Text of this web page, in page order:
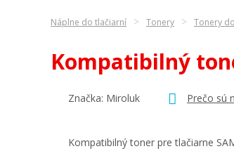
Náplne do tlačiarní Tonery Tonery
Kompatibilný
Značka: Miroluk Prečo sú
Kompatibilný toner pre tlačiarne